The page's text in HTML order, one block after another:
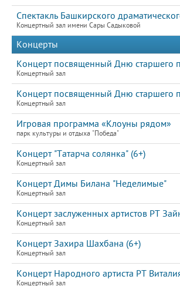
Спектакль Башкирского
Концертный зал имени Сары Садыковой
Концерты
Концерт посвященный Дню старшего
Концертный зал
Концерт посвященный Дню старшего
Концертный зал
Игровая программа «Клоуны рядом»
парк культуры и отдыха "Победа"
Концерт "Татарча солянка" (6+)
Концертный зал
Концерт Димы Билана "Неделимые"
Концертный зал
Концерт заслуженных артистов РТ
Концертный зал
Концерт Захира Шахбана (6+)
Концертный зал
Концерт Народного артиста РТ
Концертный зал